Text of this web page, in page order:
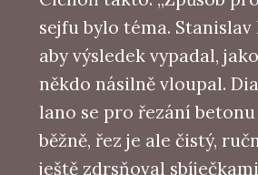
sejfu bylo téma. Stanislav
aby výsledek vypadal,
někdo násilně vloupal.
lano se pro řezání
běžně, řez je ale čistý,
ještě zdrsňoval